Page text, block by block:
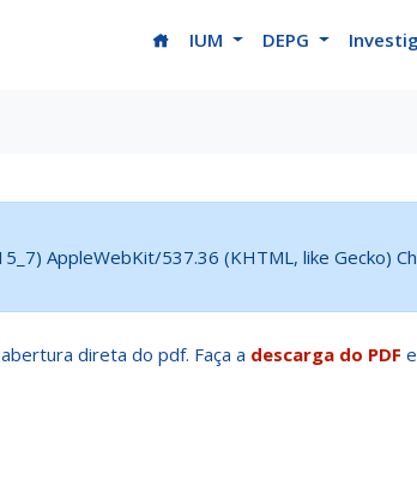
(current)
IUM DEPG
AppleWebKit/537.36 (KHTML, like Gecko)
direta do pdf. Faça a descarga do PDF